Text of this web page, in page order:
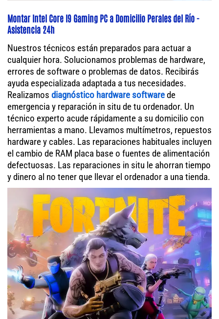
Montar Intel Core I9 Gaming PC a Domicilio Perales del Río -
Asistencia 24h
Nuestros técnicos están preparados para actuar a
cualquier hora. Solucionamos problemas de hardware,
errores de software o problemas de datos. Recibirás
ayuda especializada adaptada a tus necesidades.
Realizamos diagnóstico hardware softwarede
emergencia y reparación in situ de tu ordenador. Un
técnico experto acude rápidamente a su domicilio con
herramientas a mano. Llevamos multímetros, repuestos
hardware y cables. Las reparaciones habituales incluyen
el cambio de RAM placa base o fuentes de alimentación
defectuosas. Las reparaciones in situ le ahorran tiempo
y dinero al no tener que llevar el ordenador a una tienda.